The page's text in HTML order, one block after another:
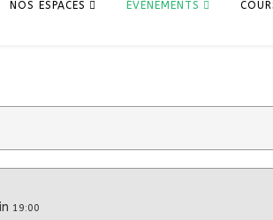
NOS ESPACES ÉVÈNEMENTS
19:00